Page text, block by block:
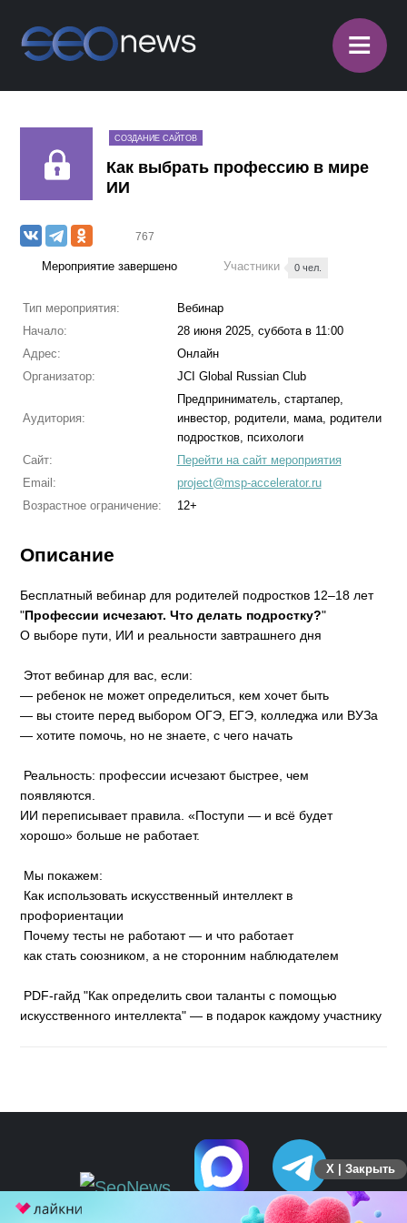
≡
СОЗДАНИЕ САЙТОВ
Как выбрать профессию в мире
ИИ
767
Мероприятие завершено Участники 0 чел.
Тип мероприятия:
Вебинар
Начало:
28 июня 2025, суббота в 11:00
Адрес:
Онлайн
Организатор:
JCI Global Russian Club
Аудитория:
Предприниматель, стартапер,
инвестор, родители, мама, родители
подростков, психологи
Сайт:
Перейти на сайт мероприятия
Email:
project@msp-accelerator.ru
Возрастное ограничение:
12+
Описание
Бесплатный вебинар для родителей подростков 12–18 лет
"Профессии исчезают. Что делать подростку?"
О выборе пути, ИИ и реальности завтрашнего дня
Этот вебинар для вас, если:
— ребенок не может определиться, кем хочет быть
— вы стоите перед выбором ОГЭ, ЕГЭ, колледжа или ВУЗа
— хотите помочь, но не знаете, с чего начать
Реальность: профессии исчезают быстрее, чем
появляются.
ИИ переписывает правила. «Поступи — и всё будет
хорошо» больше не работает.
Мы покажем:
Как использовать искусственный интеллект в
профориентации
Почему тесты не работают — и что работает
как стать союзником, а не сторонним наблюдателем
PDF-гайд "Как определить свои таланты с помощью
искусственного интеллекта" — в подарок каждому участнику
X | Закрыть